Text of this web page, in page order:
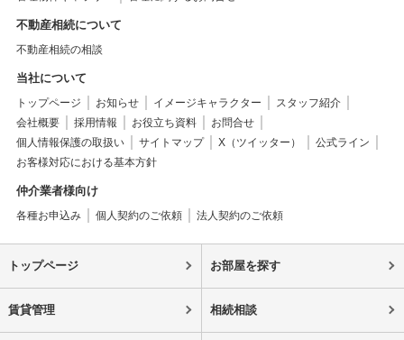
不動産相続について
不動産相続の相談
当社について
トップページ お知らせ イメージキャラクター
スタッフ紹介
会社概要
採用情報 お役立ち資料
お問合せ
個人情報保護の取扱い
サイトマップ X（ツイッター）
公式ライン
お客様対応における基本方針
仲介業者様向け
各種お申込み 個人契約のご依頼 法人契約のご依頼
トップページ お部屋を探す
賃貸管理 相続相談